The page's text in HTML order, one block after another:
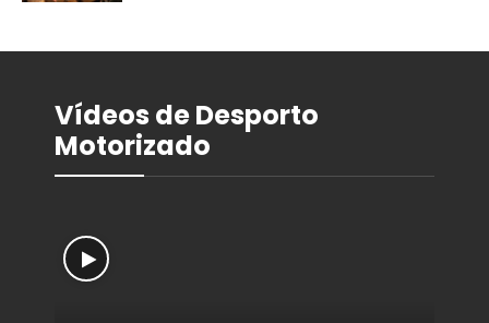
Vídeos de Desporto
Motorizado